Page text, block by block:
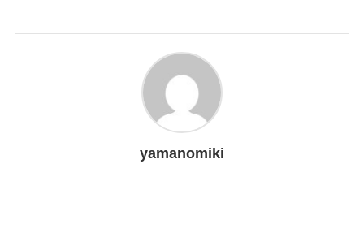
yamanomiki